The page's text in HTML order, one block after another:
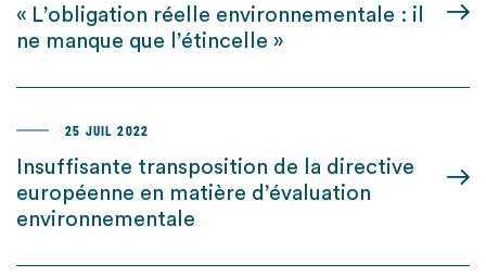
« L’obligation réelle environnementale : il
ne manque que l’étincelle »
25 JUIL 2022
Insuffisante transposition de la directive
européenne en matière d’évaluation
environnementale